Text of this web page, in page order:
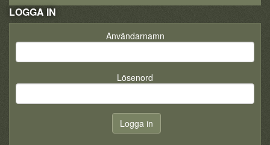
LOGGA IN
Användarnamn
Lösenord